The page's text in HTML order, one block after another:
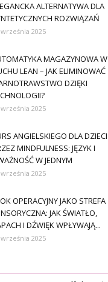
ALTERNATYWA DLA
ROZWIĄZAŃ
2025
MAGAZYNOWA W
LEAN – JAK ELIMINOWAĆ
DZIĘKI
2025
ANGIELSKIEGO DLA DZIECI
MINDFULNESS: JĘZYK I
W JEDNYM
2025
OPERACYJNY JAKO STREFA
JAK ŚWIATŁO,
I DŹWIĘK WPŁYWAJĄ...
2025